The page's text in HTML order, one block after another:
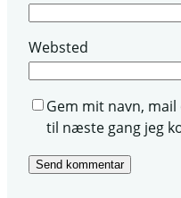
Websted
Gem mit navn,
til næste gang jeg